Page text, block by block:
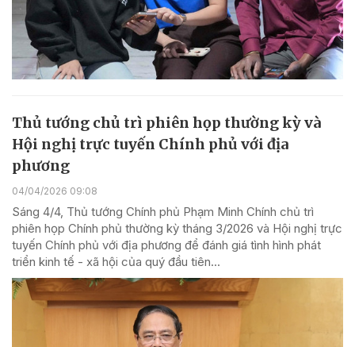
Thủ tướng chủ trì phiên họp thường kỳ và
Hội nghị trực tuyến Chính phủ với địa
phương
04/04/2026 09:08
Sáng 4/4, Thủ tướng Chính phủ Phạm Minh Chính chủ trì
phiên họp Chính phủ thường kỳ tháng 3/2026 và Hội nghị trực
tuyến Chính phủ với địa phương để đánh giá tình hình phát
triển kinh tế - xã hội của quý đầu tiên...